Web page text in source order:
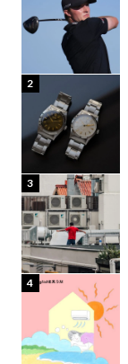
2
3
4